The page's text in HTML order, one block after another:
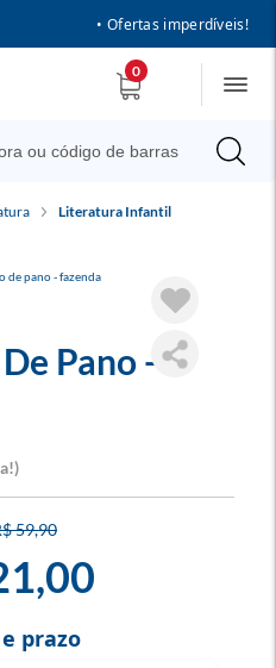
• Ofertas imperdíveis!
0
Literatura Infantil
Pano -
59,90
prazo